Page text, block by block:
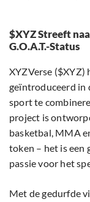
$XYZ Streeft
G.O.A.T.-Status
XYZVerse ($XYZ)
geïntroduceerd in
sport te
project is
basketbal, MMA
token – het is een
passie voor het
Met de gedurfde